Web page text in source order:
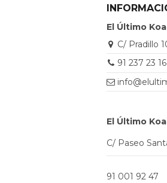
El Último
C/ Pradillo
91 237 23 16
El Último
C/ Paseo
91 001 92 47